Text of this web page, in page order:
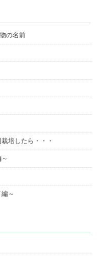
の名前
培したら・・・
～